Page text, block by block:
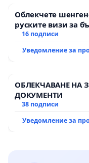
Облекчете
руските визи за
16 подписи
Уведомление за
ОБЛЕКЧАВАНЕ НА
ДОКУМЕНТИ
38 подписи
Уведомление за